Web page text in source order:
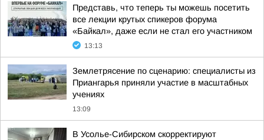
Представь, что теперь ты можешь посетить
все лекции крутых спикеров форума
«Байкал», даже если не стал его участником
13:13
Землетрясение по сценарию: специалисты из
Приангарья приняли участие в масштабных
учениях
13:09
В Усолье-Сибирском скорректируют